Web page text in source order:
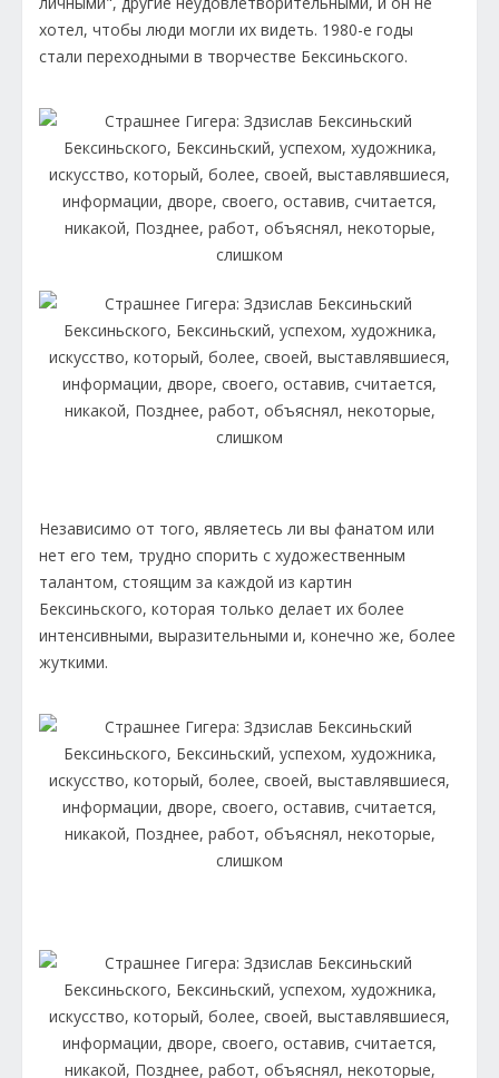
хотел, чтобы люди могли их видеть. 1980-е годы
стали переходными в творчестве Бексиньского.
Независимо от того, являетесь ли вы фанатом или
нет его тем, трудно спорить с художественным
талантом, стоящим за каждой из картин
Бексиньского, которая только делает их более
интенсивными, выразительными и, конечно же, более
жуткими.